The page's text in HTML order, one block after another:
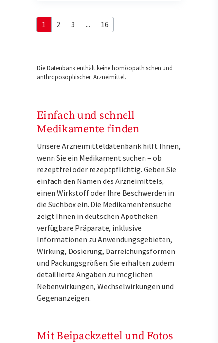
1 2 3 ... 16
Die Datenbank enthält keine homöopathischen und
anthroposophischen Arzneimittel.
Einfach und schnell
Medikamente finden
Unsere Arzneimitteldatenbank hilft Ihnen,
wenn Sie ein Medikament suchen – ob
rezeptfrei oder rezeptpflichtig. Geben Sie
einfach den Namen des Arzneimittels,
einen Wirkstoff oder Ihre Beschwerden in
die Suchbox ein. Die Medikamentensuche
zeigt Ihnen in deutschen Apotheken
verfügbare Präparate, inklusive
Informationen zu Anwendungsgebieten,
Wirkung, Dosierung, Darreichungsformen
und Packungsgrößen. Sie erhalten zudem
detaillierte Angaben zu möglichen
Nebenwirkungen, Wechselwirkungen und
Gegenanzeigen.
Mit Beipackzettel und Fotos